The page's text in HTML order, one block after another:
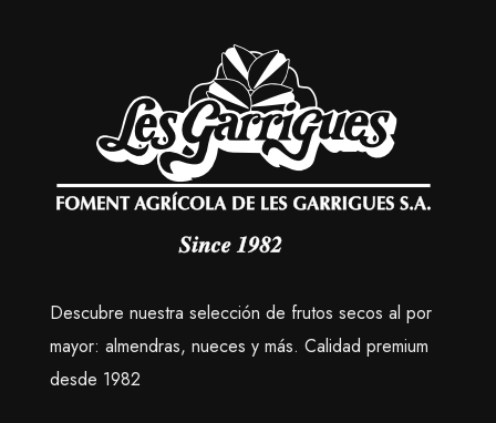
Descubre nuestra selección de frutos secos al por
mayor: almendras, nueces y más. Calidad premium
desde 1982